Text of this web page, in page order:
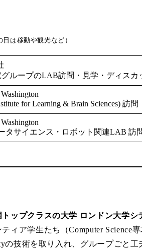
は移動や観光など）
グループのLAB訪問・見学・ディスカ
for Learning & Brain Sciences) 訪
タサイエンス・ロボット関連LAB 訪
トップクラスの大学 ロンドン大学
ィア学生たち（Computer
の技術を取り入れ、グループごと工